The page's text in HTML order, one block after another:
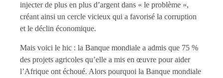
injecter de plus en plus d’argent dans « le problème »,
créant ainsi un cercle vicieux qui a favorisé la corruption
et le déclin économique.
Mais voici le hic : la Banque mondiale a admis que 75 %
des projets agricoles qu’elle a mis en œuvre pour aider
l’Afrique ont échoué. Alors pourquoi la Banque mondiale